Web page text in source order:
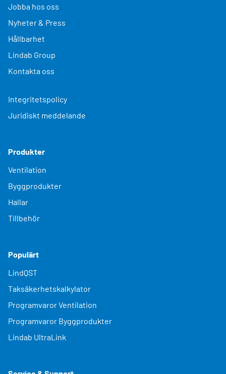
Jobba hos oss
Nyheter & Press
Hållbarhet
Lindab Group
Kontakta oss
Integritetspolicy
Juridiskt meddelande
Produkter
Ventilation
Byggprodukter
Hallar
Tillbehör
Populärt
LindQST
Taksäkerhetskalkylator
Programvaror Ventilation
Programvaror Byggprodukter
Lindab UltraLink